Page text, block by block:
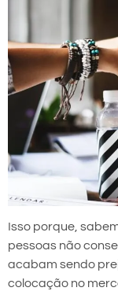
Isso porque,
pessoas não
acabam sendo
colocação no